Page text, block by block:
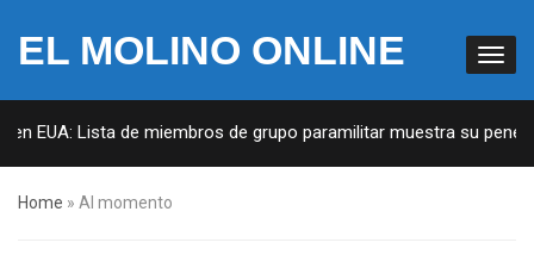
EL MOLINO ONLINE
EUA: Lista de miembros de grupo paramilitar muestra su
Home » Al momento